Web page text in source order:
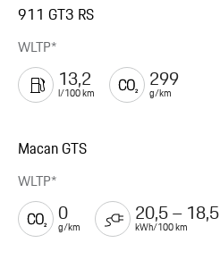
911 GT3 RS
WLTP*
13,2
l/100 km
299
g/km
Macan GTS
WLTP*
0
g/km
20,5 – 18,5
kWh/100 km